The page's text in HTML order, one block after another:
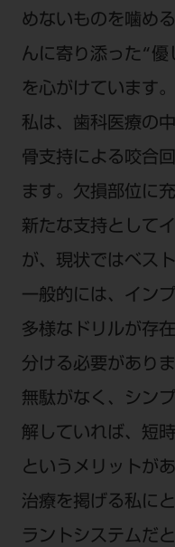
めないものを噛め
んに寄り添った“優
を心がけています。
私は、歯科医療の
骨支持による咬合
ます。欠損部位に
新たな支持として
が、現状ではベス
一般的には、イン
多様なドリルが存
分ける必要があり
無駄がなく、シン
解していれば、短
というメリットが
治療を掲げる私に
ラントシステムだ
特集
メールマガジンス
ビバリーくんの歯
モリタカレンダー
愛知
大阪
京都
広島
福岡
Digital Seminar
見学予約
メール
0800-
IP電話・ひかり電
す。
受付時間 月～金
歯科医療従事者専
ディーラー様にお
業所へお問い合わ